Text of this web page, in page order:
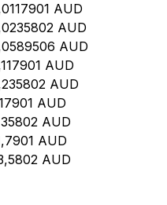
AUD
AUD
AUD
AUD
AUD
AUD
AUD
AUD
AUD